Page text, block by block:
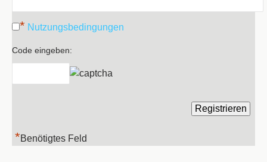
* Nutzungsbedingungen
Code eingeben:
*Benötigtes Feld